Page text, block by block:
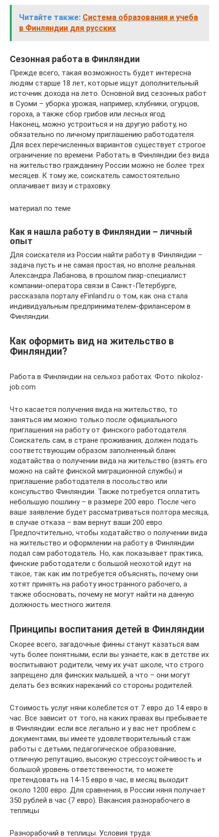
Читайте также: Система образования и учеба
в Финляндии для русских
Сезонная работа в Финляндии
Прежде всего, такая возможность будет интересна
людям старше 18 лет, которые ищут дополнительный
источник дохода на лето. Основной вид сезонных работ
в Суоми – уборка урожая, например, клубники, огурцов,
гороха, а также сбор грибов или лесных ягод.
Наконец, можно устроиться и на другую работу, но
обязательно по личному приглашению работодателя.
Для всех перечисленных вариантов существует строгое
ограничение по времени. Работать в Финляндии без вида
на жительство гражданину России можно не более трех
месяцев. К тому же, соискатель самостоятельно
оплачивает визу и страховку.
материал по теме
Как я нашла работу в Финляндии – личный
опыт
Для соискателя из России найти работу в Финляндии –
задача пусть и не самая простая, но вполне реальная.
Александра Лабанова, в прошлом пиар-специалист
компании-оператора связи в Санкт-Петербурге,
рассказала порталу eFinland.ru о том, как она стала
индивидуальным предпринимателем-фрилансером в
Финляндии.
Как оформить вид на жительство в
Финляндии?
Работа в Финляндии на сельхоз работах. Фото: nikoloz-
job.com
Что касается получения вида на жительство, то
заняться им можно только после официального
приглашения на работу от финского работодателя.
Соискатель сам, в стране проживания, должен подать
соответствующим образом заполненный бланк
ходатайства о получении вида на жительство (взять его
можно на сайте финской миграционной службы) и
приглашение работодателя в посольство или
консульство Финляндии. Также потребуется оплатить
небольшую пошлину – в размере 200 евро. После чего
ваше заявление будет рассматриваться полтора месяца,
в случае отказа – вам вернут ваши 200 евро.
Предпочтительно, чтобы ходатайство о получении вида
на жительство и оформлении на работу в Финляндии
подал сам работодатель. Но, как показывает практика,
финские работодатели с большой неохотой идут на
такое, так как им потребуется объяснять, почему они
хотят принять на работу иностранного рабочего, а
также обосновать, почему не могут найти на данную
должность местного жителя.
Принципы воспитания детей в Финляндии
Скорее всего, загадочные финны станут казаться вам
чуть более понятными, если вы узнаете, как в детстве их
воспитывают родители, чему их учат школе, что строго
запрещено для финских малышей, а что – они могут
делать без всяких нареканий со стороны родителей.
Стоимость услуг няни колеблется от 7 евро до 14 евро в
час. Все зависит от того, на каких правах вы пребываете
в Финляндии: если все легально и у вас нет проблем с
документами, вы имеете удовлетворительный стаж
работы с детьми, педагогическое образование,
отличную репутацию, высокую стрессоустойчивость и
большой уровень ответственности, то можете
претендовать на 14-15 евро в час, в месяц выходит
около 1200 евро. Для сравнения, в России няня получает
350 рублей в час (7 евро). Вакансия разнорабочего в
теплицы
Разнорабочий в теплицы. Условия труда: